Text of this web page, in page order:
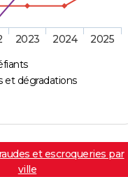
et dégradations
2023 2024 2025
et escroqueries par
ville